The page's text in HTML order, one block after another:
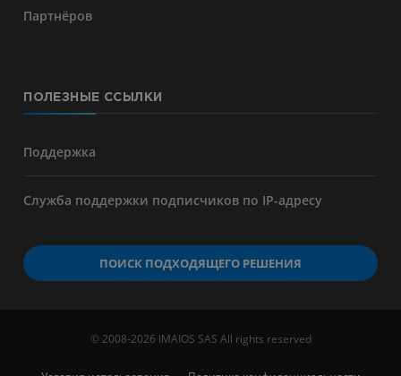
Партнёров
ПОЛЕЗНЫЕ ССЫЛКИ
Поддержка
Служба поддержки подписчиков по IP-адресу
ПОИСК ПОДХОДЯЩЕГО РЕШЕНИЯ
© 2008-2026 IMAIOS SAS All rights reserved